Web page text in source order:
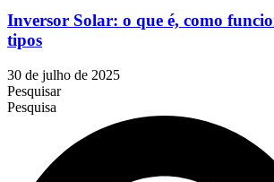
Inversor Solar: o que é, como
tipos
30 de julho de 2025
Pesquisar
Pesquisa